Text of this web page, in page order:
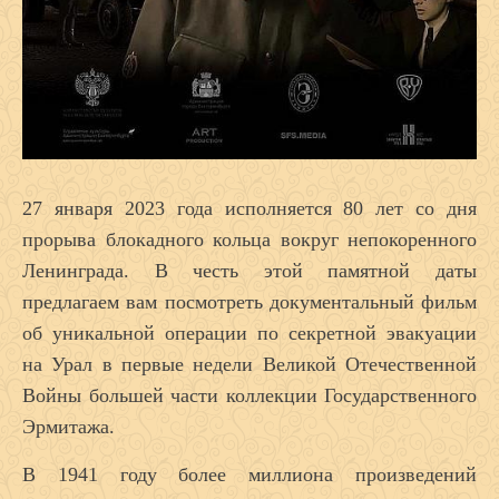
27 января 2023 года исполняется 80 лет со дня
прорыва блокадного кольца вокруг непокоренного
Ленинграда. В честь этой памятной даты
предлагаем вам посмотреть документальный фильм
об уникальной операции по секретной эвакуации
на Урал в первые недели Великой Отечественной
Войны большей части коллекции Государственного
Эрмитажа.
В 1941 году более миллиона произведений